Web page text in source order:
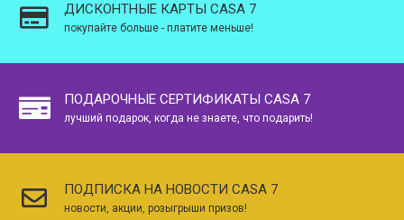
ДИСКОНТНЫЕ КАРТЫ CASA 7
покупайте больше - платите меньше!
ПОДАРОЧНЫЕ СЕРТИФИКАТЫ CASA 7
лучший подарок, когда не знаете, что подарить!
ПОДПИСКА НА НОВОСТИ CASA 7
новости, акции, розыгрыши призов!